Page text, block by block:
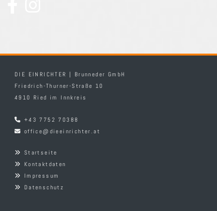
DIE EINRICHTER | Brunneder GmbH
Friedrich-Thurner-Straße 10
4910 Ried im Innkreis
 +43 7752 70388
 office@dieeinrichter.at
 Startseite
 Kontaktdaten
 Impressum
 Datenschutz